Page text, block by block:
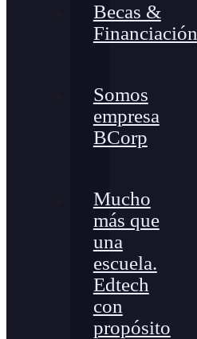
Becas &
Financiación
Somos
empresa
BCorp
Mucho
más que
una
escuela.
Edtech
con
propósito